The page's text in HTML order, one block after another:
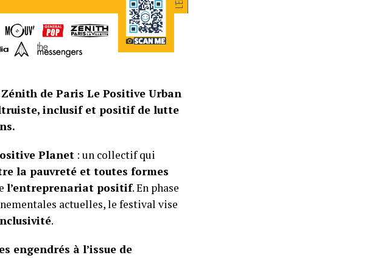
de Paris Le Positive Urban
inclusif et positif de lutte
Planet : un collectif qui
la pauvreté et toutes formes
l’entreprenariat positif. En phase
actuelles, le festival vise
.
engendrés à l’issue de